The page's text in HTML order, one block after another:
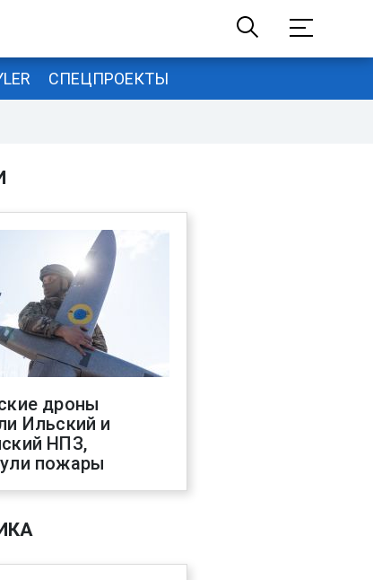
СПЕЦПРОЕКТЫ
дроны
Ильский и
НПЗ,
пожары